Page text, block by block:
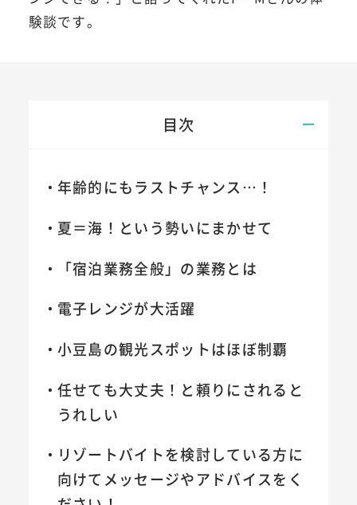
験談です。
目次
年齢的にもラストチャンス…！
夏＝海！という勢いにまかせて
「宿泊業務全般」の業務とは
電子レンジが大活躍
小豆島の観光スポットはほぼ制覇
任せても大丈夫！と頼りにされると
うれしい
リゾートバイトを検討している方に
向けてメッセージやアドバイスをく